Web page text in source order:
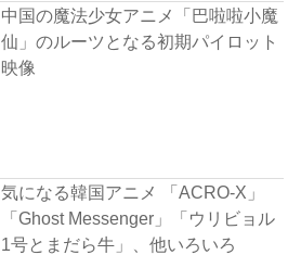
中国の魔法少女アニメ「巴啦啦小魔
仙」のルーツとなる初期パイロット
映像
気になる韓国アニメ 「ACRO-X」
「Ghost Messenger」「ウリビョル
1号とまだら牛」、他いろいろ